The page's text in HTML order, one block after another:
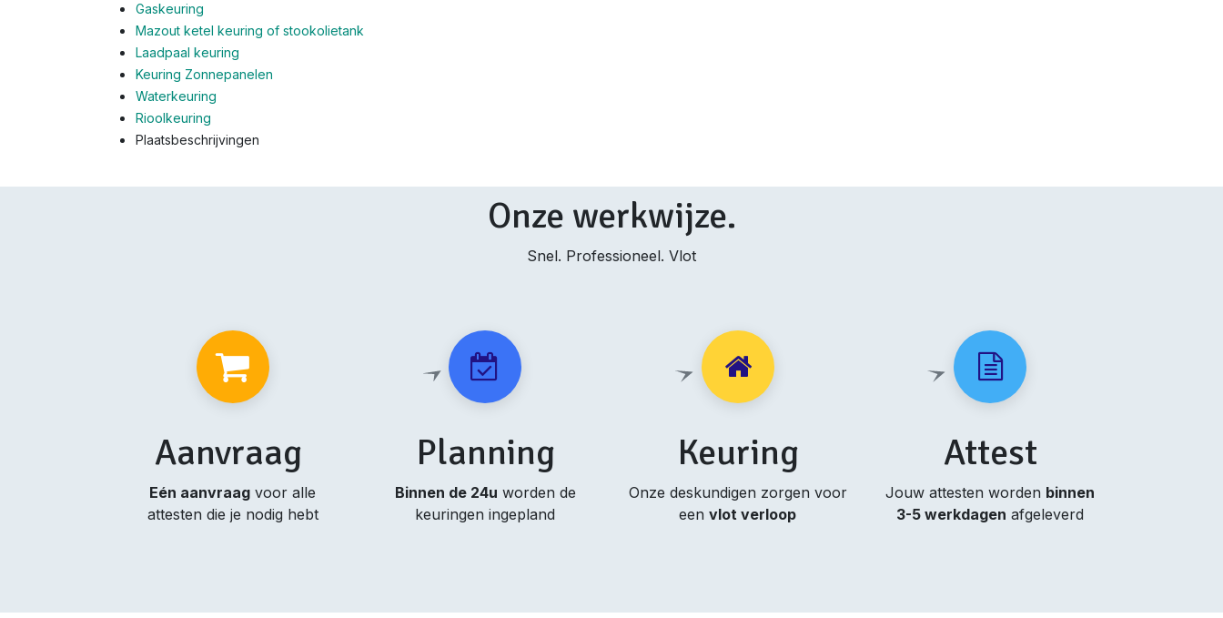
Gaskeuring
Mazout ketel keuring of stookolietank
Laadpaal keuring
Keuring Zonnepanelen
Waterkeuring
Rioolkeuring
Plaatsbeschrijvingen
Onze werkwijze.
Snel. Professioneel. Vlot
Aanvraag
Eén aanvraag voor alle
attesten die je nodig hebt
Planning
Binnen de 24u worden de
keuringen ingepland
Keuring
Onze deskundigen zorgen voor
eenvlot verloop
Attest
Jouw attesten worden binnen
3-5 werkdagen afgeleverd